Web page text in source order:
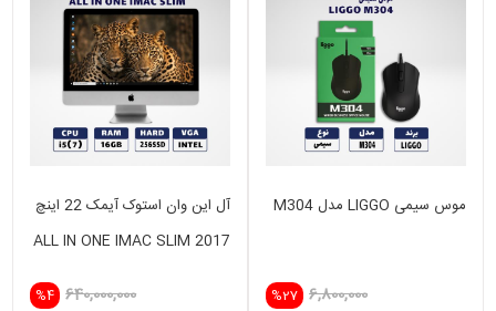
موس سیمی LIGGO مدل M304
%27 6,800,000
آل این وان استوک آیمک 22 اینچ
ALL IN ONE IMAC SLIM 2017
i5(7) -16GB - 256 GB SSD-
%4 640,000,000